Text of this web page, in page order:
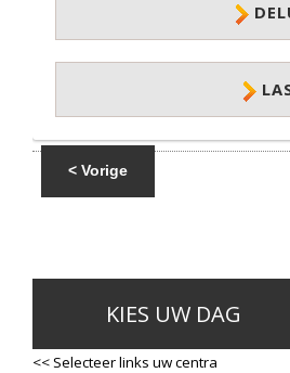
< Vorige
KIES UW DAG
<< Selecteer links uw centra